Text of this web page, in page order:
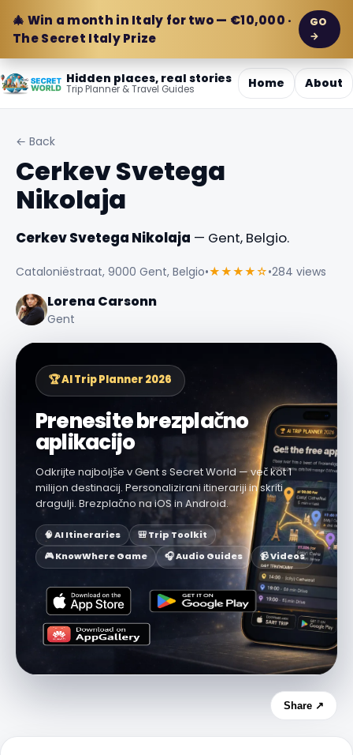
🎄 Win a month in Italy for two — €10,000 ·
The Secret Italy Prize
GO
→
Hidden places, real stories
Trip Planner & Travel Guides Home About
← Back
Cerkev Svetega
Nikolaja
Cerkev Svetega Nikolaja — Gent, Belgio.
Cataloniëstraat, 9000 Gent, Belgio•★★★★☆•284 views
Lorena Carsonn
Gent
🏆 AI Trip Planner 2026
Prenesite brezplačno
aplikacijo
Odkrijte najboljše v Gent s Secret World — več kot 1
milijon destinacij. Personalizirani itinerariji in skriti
dragulji. Brezplačno na iOS in Android.
🧠 AI Itineraries
🎒 Trip Toolkit
🎮 KnowWhere Game
🎧 Audio Guides 📹 Videos
Share ↗